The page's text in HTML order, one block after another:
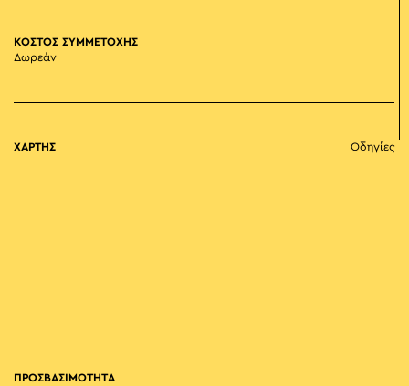
ΚΟΣΤΟΣ ΣΥΜΜΕΤΟΧΗΣ
Δωρεάν
ΧΑΡΤΗΣ Οδηγίες
ΠΡΟΣΒΑΣΙΜΟΤΗΤΑ